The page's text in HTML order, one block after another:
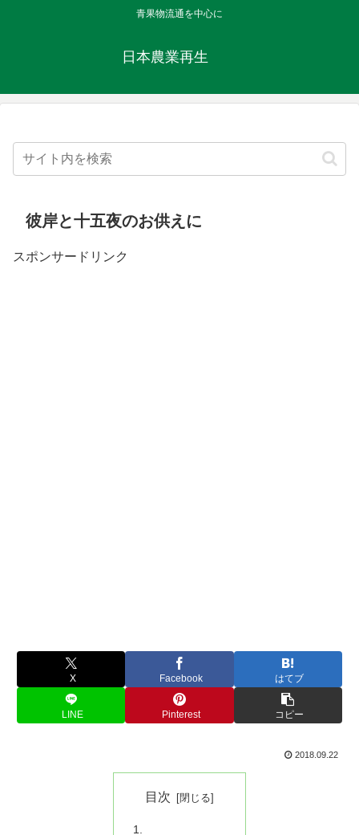
青果物流通を中心に
日本農業再生
彼岸と十五夜のお供えに
スポンサードリンク
X Facebook はてブ
LINE Pinterest コピー
2018.09.22
目次